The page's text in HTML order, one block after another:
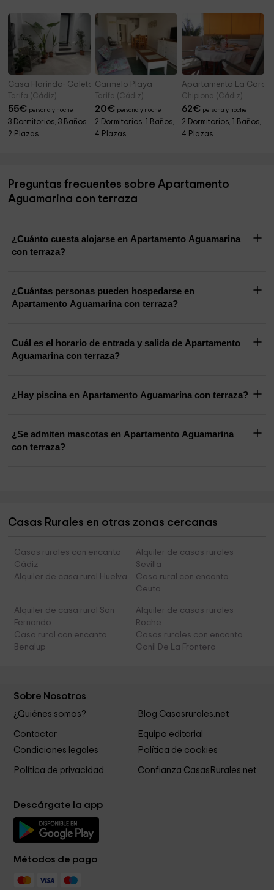
Casa Florinda- Caleta
Tarifa (Cádiz)
55€ persona y noche
3 Dormitorios, 3 Baños,
2 Plazas
Carmelo Playa
Tarifa (Cádiz)
20€ persona y noche
2 Dormitorios, 1 Baños,
4 Plazas
Apartamento La
Chipiona (Cádiz)
62€ persona y noche
2 Dormitorios, 1 Baños,
4 Plazas
Preguntas frecuentes sobre Apartamento
Aguamarina con terraza
¿Cuánto cuesta alojarse en Apartamento Aguamarina
con terraza?
¿Cuántas personas pueden hospedarse en
Apartamento Aguamarina con terraza?
Cuál es el horario de entrada y salida de Apartamento
Aguamarina con terraza?
¿Hay piscina en Apartamento Aguamarina con terraza?
¿Se admiten mascotas en Apartamento Aguamarina
con terraza?
Casas Rurales en otras zonas cercanas
Casas rurales con encanto
Cádiz
Alquiler de casas rurales
Sevilla
Alquiler de casa rural Huelva
Casa rural con encanto
Ceuta
Alquiler de casa rural San
Fernando
Alquiler de casas rurales
Roche
Casa rural con encanto
Benalup
Casas rurales con encanto
Conil De La Frontera
Sobre Nosotros
¿Quiénes somos? Blog Casasrurales.net
Contactar
Equipo editorial
Condiciones legales
Política de cookies
Política de privacidad Confianza CasasRurales.net
Descárgate la app
Métodos de pago